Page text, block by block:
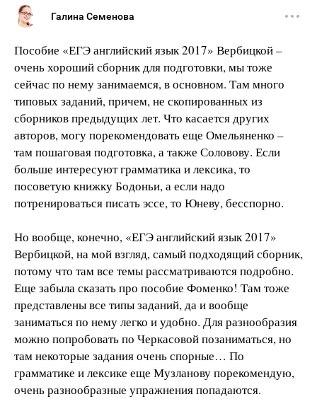
Галина Семенова
Пособие «ЕГЭ английский язык 2017» Вербицкой –
очень хороший сборник для подготовки, мы тоже
сейчас по нему занимаемся, в основном. Там много
типовых заданий, причем, не скопированных из
сборников предыдущих лет. Что касается других
авторов, могу порекомендовать еще Омельяненко –
там пошаговая подготовка, а также Соловову. Если
больше интересуют грамматика и лексика, то
посоветую книжку Бодоньи, а если надо
потренироваться писать эссе, то Юневу, бесспорно.
Но вообще, конечно, «ЕГЭ английский язык 2017»
Вербицкой, на мой взгляд, самый подходящий сборник,
потому что там все темы рассматриваются подробно.
Еще забыла сказать про пособие Фоменко! Там тоже
представлены все типы заданий, да и вообще
заниматься по нему легко и удобно. Для разнообразия
можно попробовать по Черкасовой позаниматься, но
там некоторые задания очень спорные… По
грамматике и лексике еще Музланову порекомендую,
очень разнообразные упражнения попадаются.